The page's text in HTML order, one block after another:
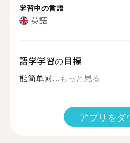
学習中の言語
英語
語学学習の目標
能简单对...もっと見る
アプリをダ